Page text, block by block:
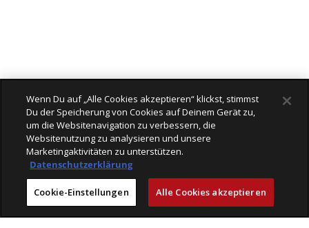
Läden
Mit Freude einkaufen bei Veloplus
Geprüfte Leistungen
Beratung & Service
Wenn Du auf „Alle Cookies akzeptieren“ klickst, stimmst
Du der Speicherung von Cookies auf Deinem Gerät zu,
um die Websitenavigation zu verbessern, die
Websitenutzung zu analysieren und unsere
Marketingaktivitäten zu unterstützen.
Datenschutzerklärung
Cookie-Einstellungen Alle Cookies akzeptieren